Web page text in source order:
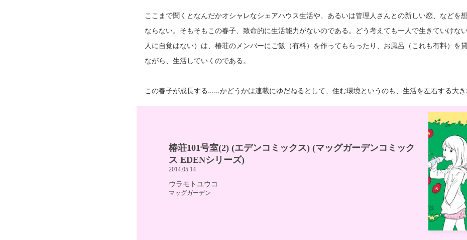
ここまで聞くとなんだかオシャレなシェアハウス生活や、あるいは管理人さんとの新しい恋、などを
ならない。そもそもこの春子、致命的に生活能力がないのである。どう考えても一人で生きていけな
人に自覚はない）は、椿荘のメンバーにご飯（有料）を作ってもらったり、お風呂（これも有料）を
ながら、生活していくのである。
この春子が成長する……かどうかは連載にゆだねるとして、住む環境というのも、生活を左右する大き